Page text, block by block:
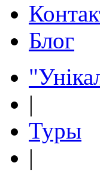
Блог
|
Туры
|